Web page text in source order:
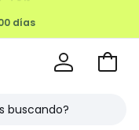
días
Ir